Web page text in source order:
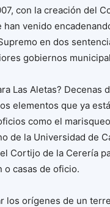
con la creación del
venido
en dos
gobiernos
Las Aletas? Decenas
elementos que ya
como el
de la Universidad de
Cortijo de la Cerería
casas de oficio.
los orígenes de un